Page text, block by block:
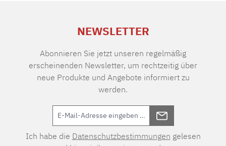
NEWSLETTER
Abonnieren Sie jetzt unseren regelmäßig
erscheinenden Newsletter, um rechtzeitig über
neue Produkte und Angebote informiert zu
werden.
Ich habe die Datenschutzbestimmungen gelesen